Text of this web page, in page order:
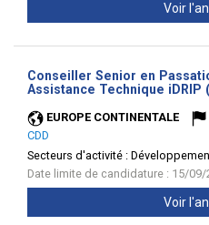
Voir
Conseiller Senior en
Assistance Technique iDRIP
EUROPE CONTINENTALE
CDD
Secteurs d'activité :
Date limite de candidature : 15/09/
Voir